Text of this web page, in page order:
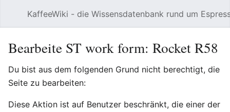
KaffeeWiki - die Wissensdatenbank rund um
Bearbeite ST work form: Rocket R58
Du bist aus dem folgenden Grund nicht berechtigt, die
Seite zu bearbeiten:
Diese Aktion ist auf Benutzer beschränkt, die einer der